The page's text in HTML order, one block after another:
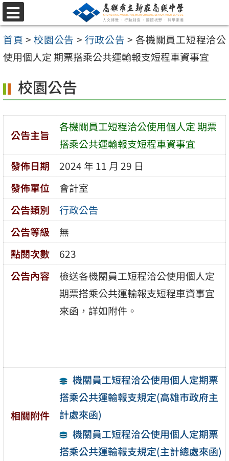
跳
至
主
要
容
區
選
單
首頁 > 校園公告 > 行政公告 > 各機關員工短程洽公
使用個人定 期票搭乘公共運輸報支短程車資事宜
校園公告
公告主旨
各機關員工短程洽公使用個人定 期票
搭乘公共運輸報支短程車資事宜
發佈日期
2024 年 11 月 29 日
發佈單位
會計室
公告類別
行政公告
公告等級
無
點閱次數
623
公告內容
檢送各機關員工短程洽公使用個人定
期票搭乘公共運輸報支短程車資事宜
來函，詳如附件。
相關附件
機關員工短程洽公使用個人定期票
搭乘公共運輸報支規定(高雄市政府主
計處來函)
機關員工短程洽公使用個人定期票
搭乘公共運輸報支規定(主計總處來函)